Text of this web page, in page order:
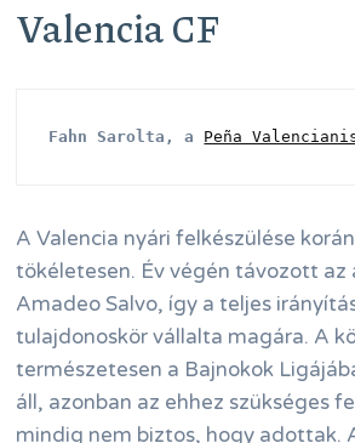
Valencia CF
Fahn Sarolta, a Peña
A Valencia nyári felkészülése
tökéletesen. Év végén távozott az
Amadeo Salvo, így a teljes
tulajdonoskör vállalta magára. A
természetesen a Bajnokok
áll, azonban az ehhez szükséges
mindig nem biztos, hogy adottak.